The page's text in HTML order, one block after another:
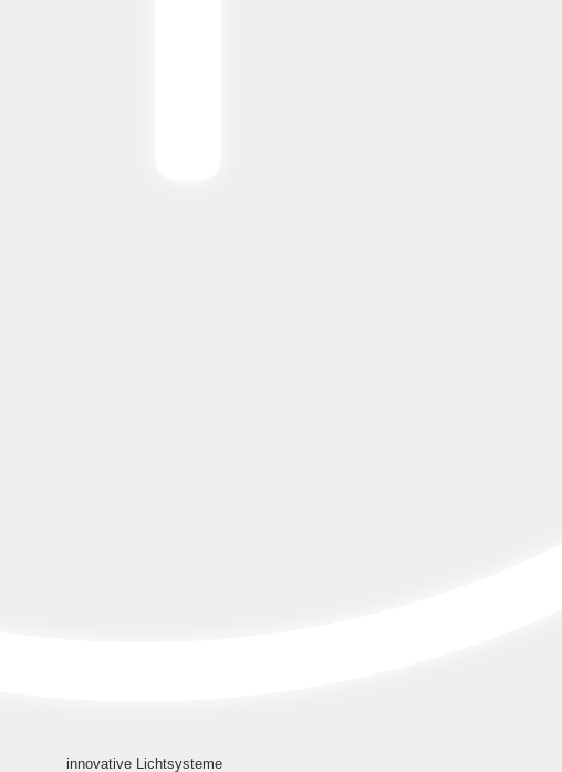
innovative Lichtsysteme